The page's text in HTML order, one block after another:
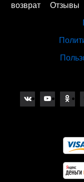
возврат Отзывы